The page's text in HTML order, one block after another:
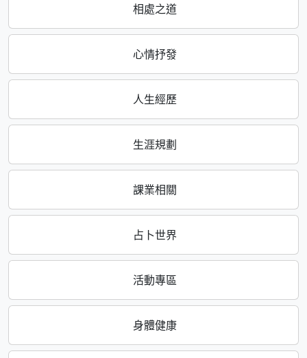
相處之道
心情抒發
人生經歷
生涯規劃
課業相關
占卜世界
活動專區
身體健康